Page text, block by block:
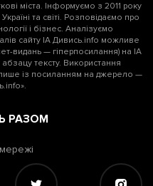
міста. Інформуємо з 2011 року
та світі. Розповідаємо про
і бізнес. Аналізуємо
сайту ІА Дивись.info можливе
видань — гіперпосилання) на ІА
тексту. Використання
із посиланням на джерело —
РАЗОМ